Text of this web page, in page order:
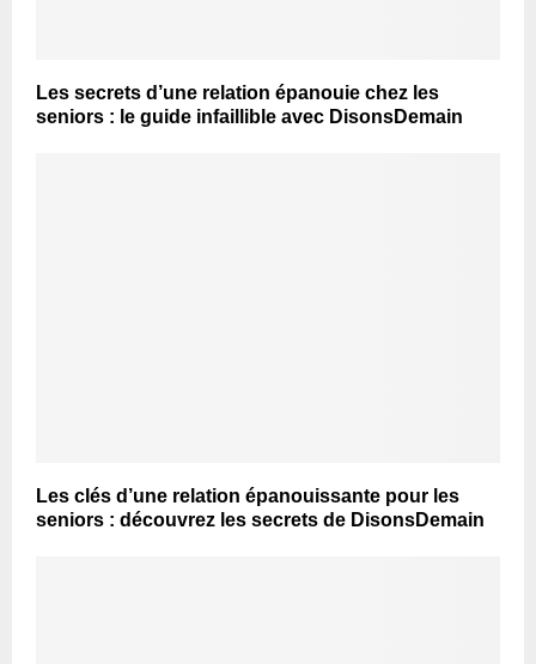
Les secrets d’une relation épanouie chez les
seniors : le guide infaillible avec DisonsDemain
Les clés d’une relation épanouissante pour les
seniors : découvrez les secrets de DisonsDemain